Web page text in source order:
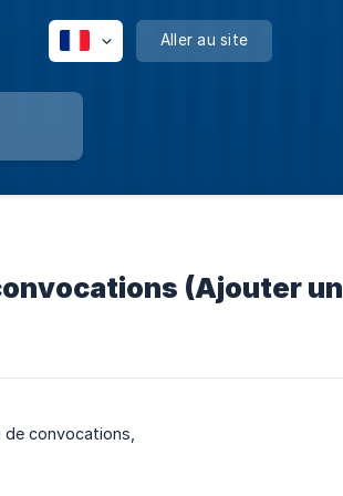
Aller au site
(Ajouter
convocations,